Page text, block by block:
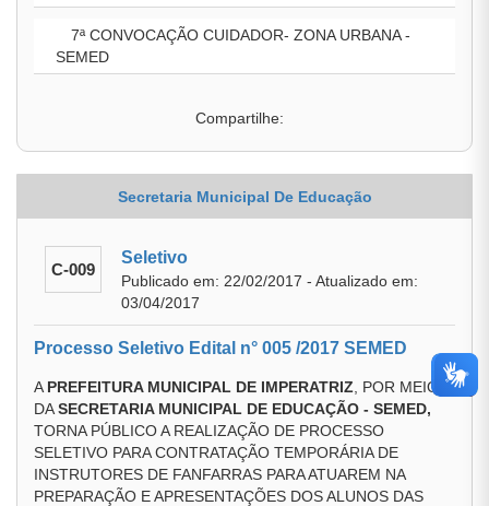
7ª CONVOCAÇÃO CUIDADOR- ZONA URBANA -
SEMED
Compartilhe:
Secretaria Municipal De Educação
C-009
Seletivo
Publicado em: 22/02/2017 - Atualizado em:
03/04/2017
Processo Seletivo Edital n° 005 /2017 SEMED
A PREFEITURA MUNICIPAL DE IMPERATRIZ , POR MEIO
DASECRETARIA MUNICIPAL DE EDUCAÇÃO - SEMED,
TORNA PÚBLICO A REALIZAÇÃO DE PROCESSO
SELETIVO PARA CONTRATAÇÃO TEMPORÁRIA DE
INSTRUTORES DE FANFARRAS PARA ATUAREM NA
PREPARAÇÃO E APRESENTAÇÕES DOS ALUNOS DAS